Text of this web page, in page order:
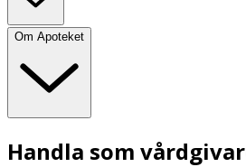
Om Apoteket
Handla som